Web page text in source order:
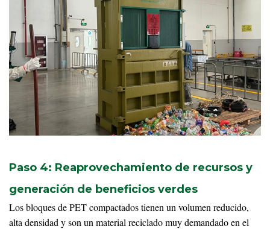
Paso 4: Reaprovechamiento de recursos y
generación de beneficios verdes
Los bloques de PET compactados tienen un volumen reducido,
alta densidad y son un material reciclado muy demandado en el